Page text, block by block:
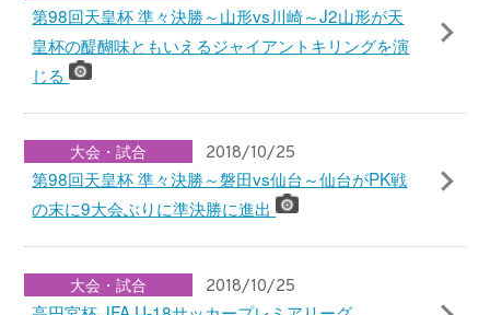
© Japan Football Association All Rights Reserved.